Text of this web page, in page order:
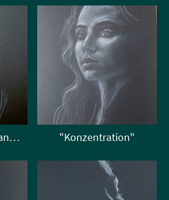
"Kleine große Gedankenwelt" "Konzentration"